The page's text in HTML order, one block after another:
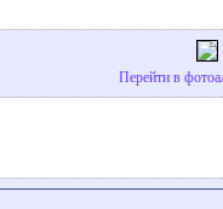
Перейти в